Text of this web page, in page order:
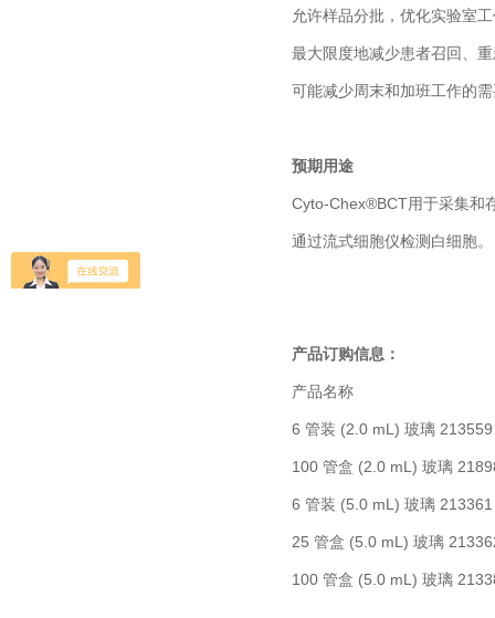
允许样品分批，优化实验室
最大限度地减少患者召回、
可能减少周末和加班工作的
预期用途
Cyto-Chex®BCT用于采集和
通过流式细胞仪检测白细胞。
产品订购信息：
产品名称 产
6 管装 (2.0 mL) 玻璃 213559
100 管盒 (2.0 mL) 玻璃
6 管装 (5.0 mL) 玻璃 213361
25 管盒 (5.0 mL) 玻璃
100 管盒 (5.0 mL) 玻璃